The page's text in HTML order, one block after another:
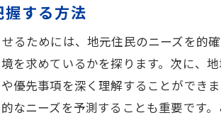
地域開発計画が
交通アクセスが
自然災害リスク
する方法
るためには、地元住民のニーズを的
を求めているかを探ります。次に、
優先事項を深く理解することができ
なニーズを予測することも重要です